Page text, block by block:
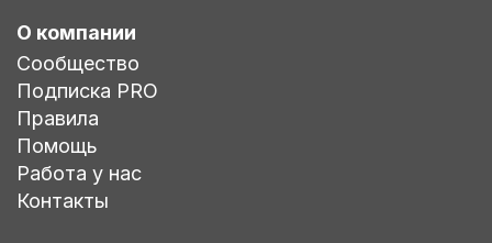
О компании
Сообщество
Подписка PRO
Правила
Помощь
Работа у нас
Контакты